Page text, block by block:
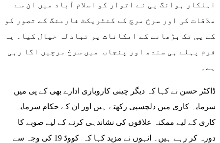
اہلکار ہوانگ پی نے اتوار کو اسلام آباد میں ان سے
ملاقات کی اور سرخ مرچ کے کنٹریکٹ فارمنگ کے تصور کو
کے پی تک بڑھانے کے امکانات پر تبادلہ خیال کیا۔ یہ
فرم پہلے ہی سندھ اور پنجاب میں سرخ مرچیں اگا رہی
ہے۔
ڈاکٹر حسن نے کہا کہ دیگر چینی کاروباری ادارے بھی کے پی میں
سرمایہ کاری میں دلچسپی رکھتے ہیں اور ان کے حکام سرمایہ
کاری کے لیے ممکنہ علاقوں کی نشاندہی کرنے کے لیے صوبے کا
دورہ کر رہے ہیں۔ انہوں نے مزید کہا کہ کووڈ 19 کی وجہ سے